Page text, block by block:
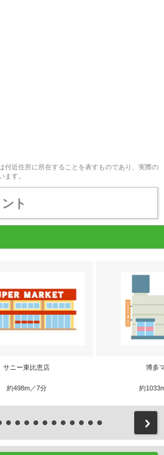
近住所に所在することを表すものであり、実際の
ます。
ト
サニー東比恵店
約498m／7分
博多
約